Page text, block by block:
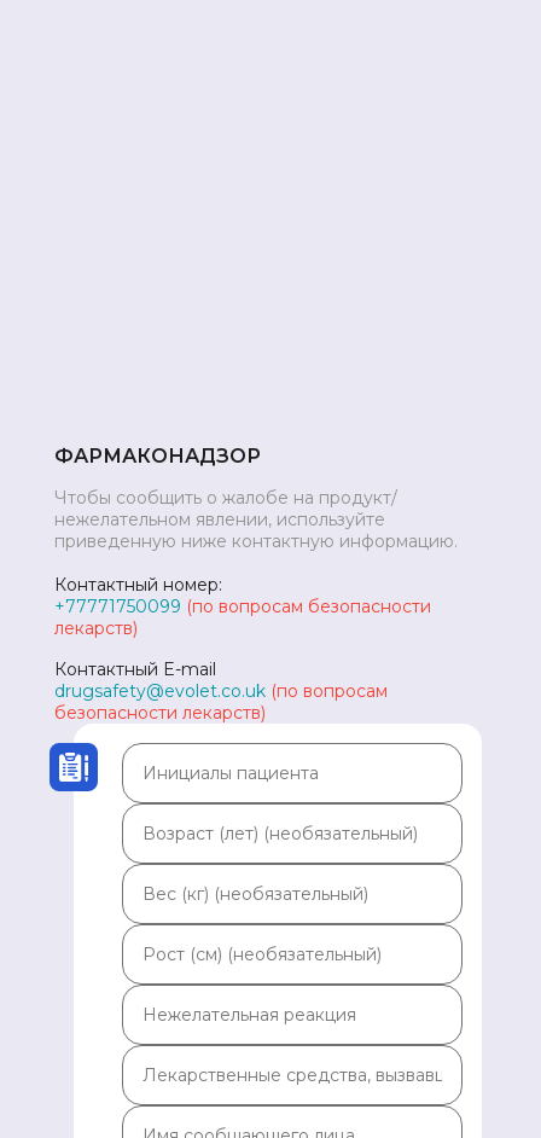
ФАРМАКОНАДЗОР
Чтобы сообщить о жалобе на продукт/
нежелательном явлении, используйте
приведенную ниже контактную информацию.
Контактный номер:
+77771750099 (по вопросам безопасности
лекарств)
Контактный E-mail
drugsafety@evolet.co.uk (по вопросам
безопасности лекарств)